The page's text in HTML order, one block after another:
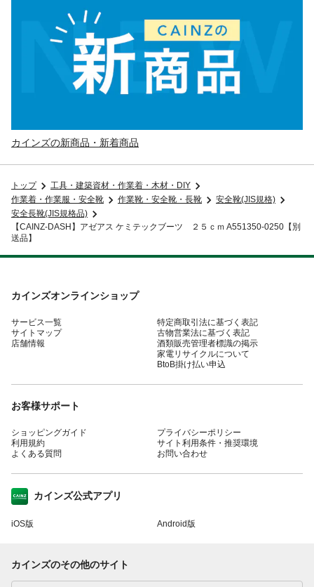
カインズの新商品・新着商品
トップ
工具・建築資材・作業着・木材・DIY
作業着・作業服・安全靴
作業靴・安全靴・長靴
安全靴(JIS規格)
安全長靴(JIS規格品)
【CAINZ-DASH】アゼアス ケミテックブーツ ２５ｃｍ A551350-0250【別
送品】
カインズオンラインショップ
サービス一覧
サイトマップ
店舗情報
特定商取引法に基づく表記
古物営業法に基づく表記
酒類販売管理者標識の掲示
家電リサイクルについて
BtoB掛け払い申込
お客様サポート
ショッピングガイド
利用規約
よくある質問
プライバシーポリシー
サイト利用条件・推奨環境
お問い合わせ
カインズ公式アプリ
iOS版 Android版
カインズのその他のサイト